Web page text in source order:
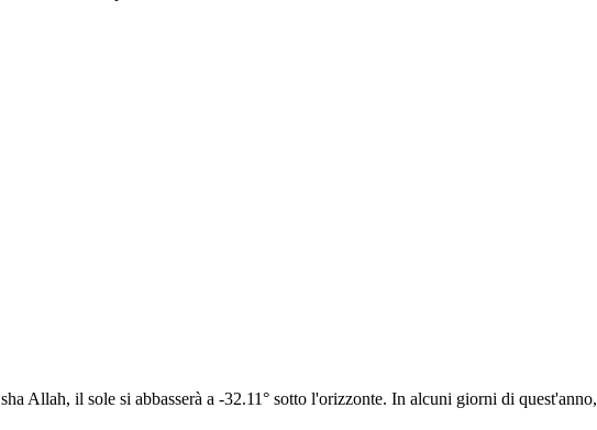
Allah, il sole si abbasserà a -32.11° sotto l'orizzonte. In alcuni giorni di